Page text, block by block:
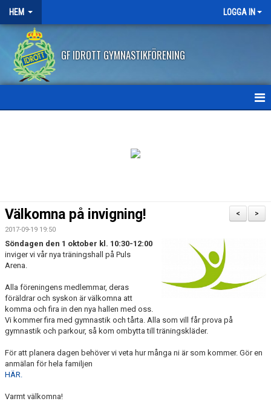
HEM LOGGA IN
GF IDROTT GYMNASTIKFÖRENING
FRÅGOR OCH SVAR
AVBOKNING/ÅTERBETALNING
EVENEMANG
INFO OM FÖRENINGEN
KONTAKT
>
<
Välkomna på invigning!
2017-09-19 19:50
Söndagen den 1 oktober kl. 10:30-12:00
inviger vi vår nya träningshall på Puls
Arena.
Alla föreningens medlemmar, deras
föräldrar och syskon är välkomna att
komma och fira in den nya hallen med oss.
Vi kommer fira med gymnastik och tårta. Alla som vill får prova på
gymnastik och parkour, så kom ombytta till träningskläder.
För att planera dagen behöver vi veta hur många ni är som kommer. Gör en
anmälan för hela familjen
HÄR.
Varmt välkomna!